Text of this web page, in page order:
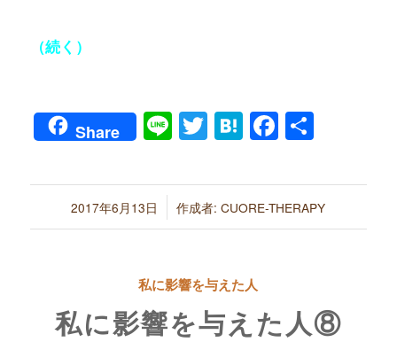
（続く）
Share LineTwitter
Hatena共
2017年6月13日
/ 作成者:CUORE-THERAPY
私に影響を与えた人
私に影響を与えた人⑧